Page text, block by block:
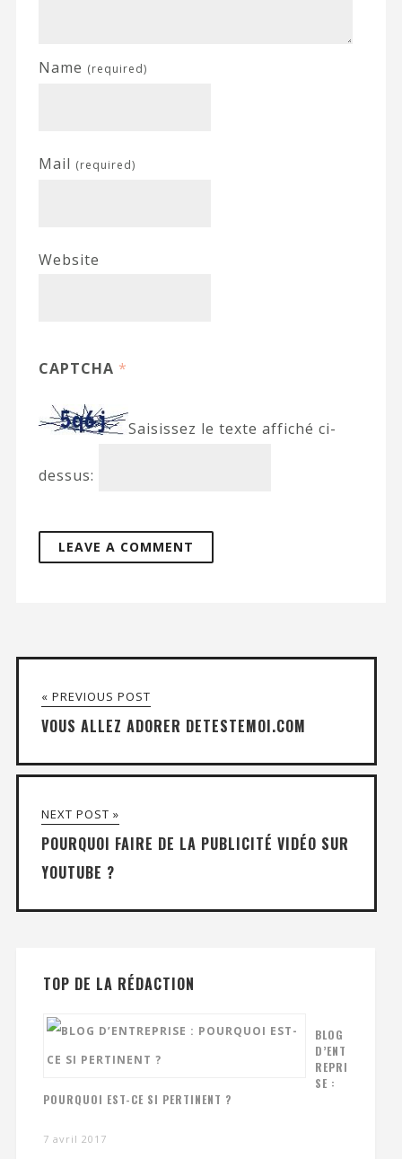
Name (required)
Mail (required)
Website
CAPTCHA *
Saisissez le texte affiché ci-
dessus:
« PREVIOUS POST
VOUS ALLEZ ADORER DETESTEMOI.COM
NEXT POST »
POURQUOI FAIRE DE LA PUBLICITÉ VIDÉO SUR
YOUTUBE ?
TOP DE LA RÉDACTION
BLOG
D’ENT
REPRI
SE :
POURQUOI EST-CE SI PERTINENT ?
7 avril 2017